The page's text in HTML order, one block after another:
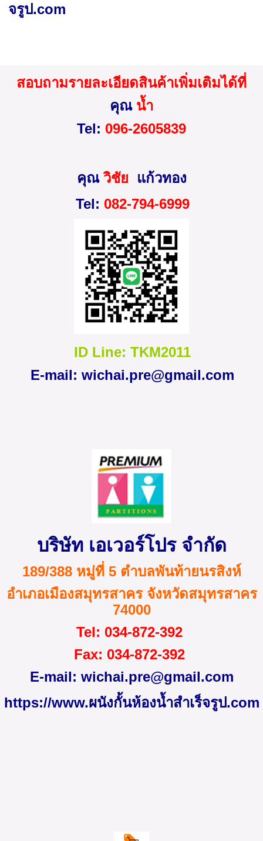
จรูป.com
สอบถามรายละเอียดสินค้าเพิ่มเติมได้ที่
คุณน้ำ
Tel: 096-2605839
คุณวิชัย แก้วทอง
Tel: 082-794-6999
ID Line: TKM2011
E-mail: wichai.pre@gmail.com
บริษัท เอเวอร์โปร จำกัด
189/388 หมู่ที่ 5 ตำบลพันท้ายนรสิงห์
อำเภอเมืองสมุทรสาคร จังหวัดสมุทรสาคร
74000
Tel: 034-872-392
Fax: 034-872-392
E-mail: wichai.pre@gmail.com
https://www.ผนังกั้นห้องน้ำสําเร็จรูป.com